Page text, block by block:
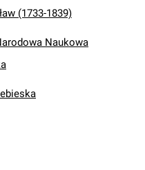
(1733-1839)
Naukowa